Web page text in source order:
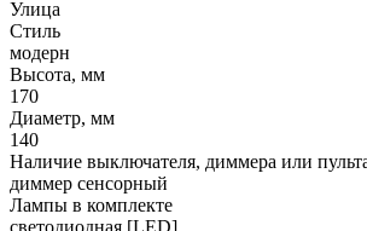
Улица
Стиль
модерн
Высота, мм
170
Диаметр, мм
140
Наличие выключателя, диммера или
диммер сенсорный
Лампы в комплекте
светодиодная [LED]